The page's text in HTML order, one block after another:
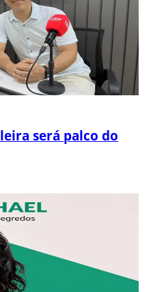
será palco do